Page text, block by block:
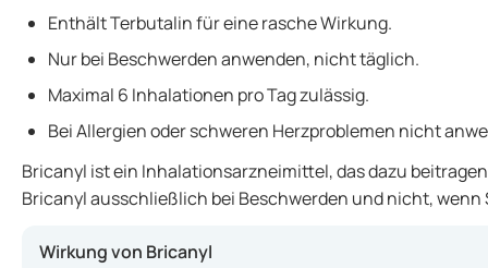
Enthält Terbutalin für eine rasche Wirkung.
Nur bei Beschwerden anwenden, nicht täglich.
Maximal 6 Inhalationen pro Tag zulässig.
Bei Allergien oder schweren Herzproblemen nicht
Bricanyl ist ein Inhalationsarzneimittel, das dazu
Bricanyl ausschließlich bei Beschwerden und nicht, wenn
Wirkung von Bricanyl